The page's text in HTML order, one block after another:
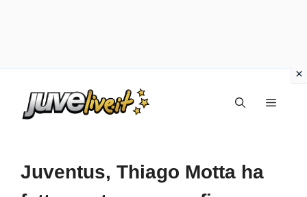
Menu
Juventus, Thiago Motta ha